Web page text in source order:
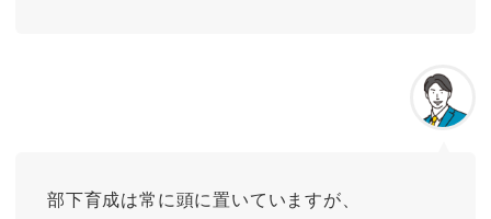
部下育成は常に頭に置いていますが、